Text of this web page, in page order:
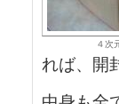
４次
れば、開